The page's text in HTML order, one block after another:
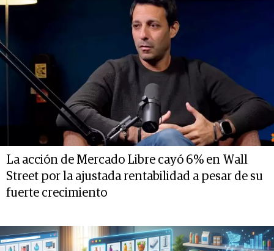
La acción de Mercado Libre cayó 6% en Wall
Street por la ajustada rentabilidad a pesar de su
fuerte crecimiento